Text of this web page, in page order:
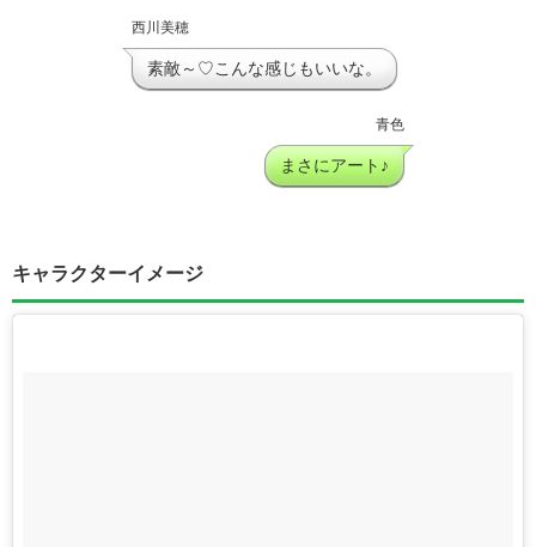
西川美穂
素敵～♡こんな感じもいいな。
青色
まさにアート♪
キャラクターイメージ